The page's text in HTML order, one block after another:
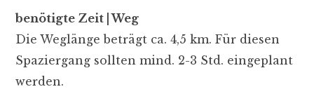
benötigte Zeit | Weg
Die Weglänge beträgt ca. 4,5 km. Für diesen
Spaziergang sollten mind. 2-3 Std. eingeplant
werden.